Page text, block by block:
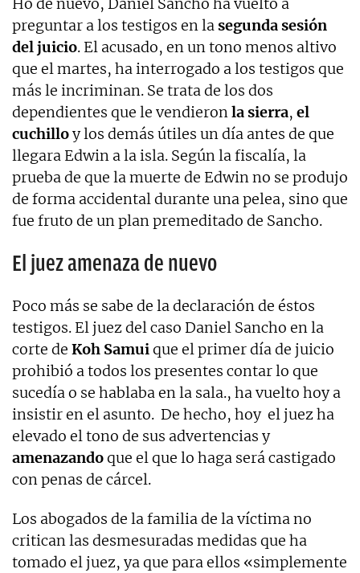
preguntar a los testigos en lasegunda sesión
del juicio. El acusado, en un tono menos altivo
que el martes, ha interrogado a los testigos que
más le incriminan. Se trata de los dos
dependientes que le vendieronla sierra, el
cuchilloy los demás útiles un día antes de que
llegara Edwin a la isla. Según la fiscalía, la
prueba de que la muerte de Edwin no se produjo
de forma accidental durante una pelea, sino que
fue fruto de un plan premeditado de Sancho.
El juez amenaza de nuevo
Poco más se sabe de la declaración de éstos
testigos. El juez del caso Daniel Sancho en la
corte de Koh Samuique el primer día de juicio
prohibió a todos los presentes contar lo que
sucedía o se hablaba en la sala., ha vuelto hoy a
insistir en el asunto. De hecho, hoy el juez ha
elevado el tono de sus advertencias y
amenazandoque el que lo haga será castigado
con penas de cárcel.
Los abogados de la familia de la víctima no
critican las desmesuradas medidas que ha
tomado el juez, ya que para ellos «simplemente